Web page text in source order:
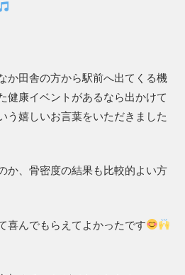
か田舎の方から駅前へ出てくる機
健康イベントがあるなら出かけて
う嬉しいお言葉をいただきました
か、骨密度の結果も比較的よい方
喜んでもらえてよかったです